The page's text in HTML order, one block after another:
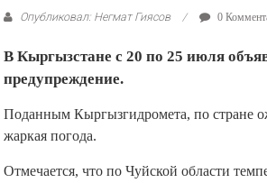
Опубликовал: Негмат Гиясов 0
В Кыргызстане с 20 по 25 июля
предупреждение.
Поданным Кыргызгидромета, по стране
жаркая погода.
Отмечается, что по Чуйской области